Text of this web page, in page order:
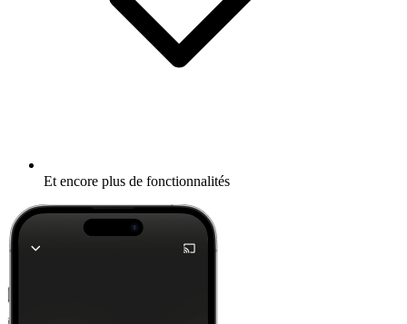
Et encore plus de fonctionnalités